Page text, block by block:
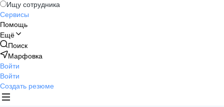
Ищу сотрудника
Сервисы
Помощь
Ещё
Поиск
Марфовка
Войти
Войти
Создать резюме